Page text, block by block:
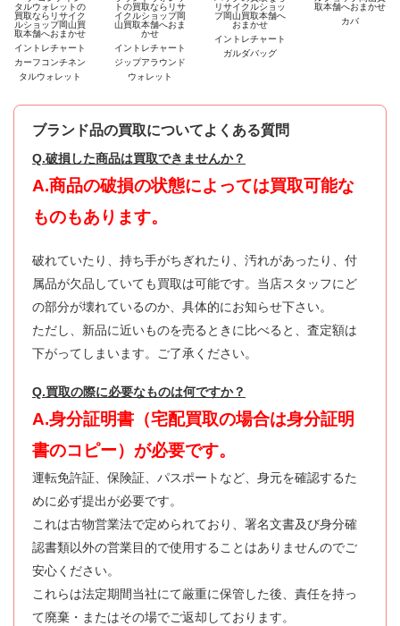
イントレチャート
カーフコンチネン
タルウォレット
イントレチャート
ジップアラウンド
ウォレット
イントレチャート
ガルダバッグ
カバ
ブランド品の買取についてよくある質問
Q.破損した商品は買取できませんか？
A.商品の破損の状態によっては買取可能な
ものもあります。
破れていたり、持ち手がちぎれたり、汚れがあったり、付
属品が欠品していても買取は可能です。当店スタッフにど
の部分が壊れているのか、具体的にお知らせ下さい。
ただし、新品に近いものを売るときに比べると、査定額は
下がってしまいます。ご了承ください。
Q.買取の際に必要なものは何ですか？
A.身分証明書（宅配買取の場合は身分証明
書のコピー）が必要です。
運転免許証、保険証、パスポートなど、身元を確認するた
めに必ず提出が必要です。
これは古物営業法で定められており、署名文書及び身分確
認書類以外の営業目的で使用することはありませんのでご
安心ください。
これらは法定期間当社にて厳重に保管した後、責任を持っ
て廃棄・またはその場でご返却しております。